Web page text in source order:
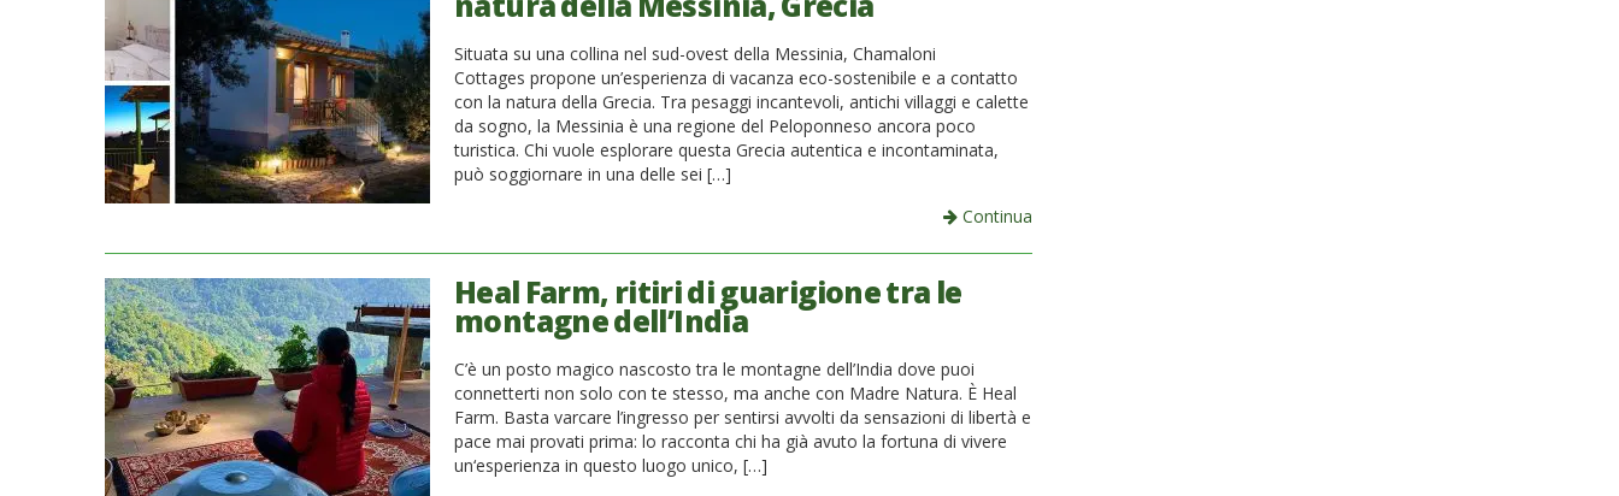
Situata su una collina nel sud-ovest della Messinia, Chamaloni
Cottages propone un’esperienza di vacanza eco-sostenibile e a contatto
con la natura della Grecia. Tra pesaggi incantevoli, antichi villaggi e calette
da sogno, la Messinia è una regione del Peloponneso ancora poco
turistica. Chi vuole esplorare questa Grecia autentica e incontaminata,
può soggiornare in una delle sei […]
Continua
Heal Farm, ritiri di guarigione tra le
montagne dell’India
C’è un posto magico nascosto tra le montagne dell’India dove puoi
connetterti non solo con te stesso, ma anche con Madre Natura. È Heal
Farm. Basta varcare l’ingresso per sentirsi avvolti da sensazioni di libertà e
pace mai provati prima: lo racconta chi ha già avuto la fortuna di vivere
un‘esperienza in questo luogo unico, […]